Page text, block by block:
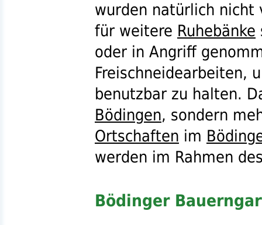
wurden natürlich nicht
für weitere Ruhebänke
oder in Angriff
Freischneidearbeiten,
benutzbar zu halten.
Bödingen, sondern
Ortschaften im
werden im Rahmen
Bödinger